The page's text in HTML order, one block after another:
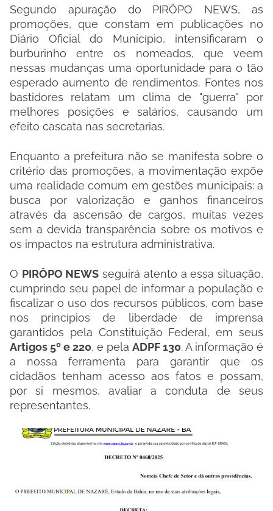
​Segundo apuração do PIRÔPO NEWS, as
promoções, que constam em publicações no
Diário Oficial do Município, intensificaram o
burburinho entre os nomeados, que veem
nessas mudanças uma oportunidade para o tão
esperado aumento de rendimentos. Fontes nos
bastidores relatam um clima de "guerra" por
melhores posições e salários, causando um
efeito cascata nas secretarias.
​Enquanto a prefeitura não se manifesta sobre o
critério das promoções, a movimentação expõe
uma realidade comum em gestões municipais: a
busca por valorização e ganhos financeiros
através da ascensão de cargos, muitas vezes
sem a devida transparência sobre os motivos e
os impactos na estrutura administrativa.
​O PIRÔPO NEWS seguirá atento a essa situação,
cumprindo seu papel de informar a população e
fiscalizar o uso dos recursos públicos, com base
nos princípios de liberdade de imprensa
garantidos pela Constituição Federal, em seus
Artigos 5º e 220, e pela ADPF 130. A informação é
a nossa ferramenta para garantir que os
cidadãos tenham acesso aos fatos e possam,
por si mesmos, avaliar a conduta de seus
representantes.